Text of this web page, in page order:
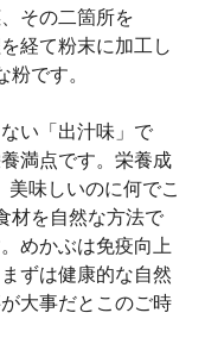
その二箇所を
経て粉末に加工し
です。
い「出汁味」で
満点です。栄養成
味しいのに何でこ
材を自然な方法で
めかぶは免疫向上
ずは健康的な自然
大事だとこのご時